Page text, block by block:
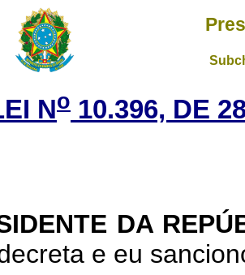
No 10.396, DE
DA
e eu